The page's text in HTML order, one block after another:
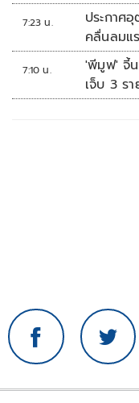
7:23 น.
ประกาศ
คลื่นลมแ
7:10 น.
'พีมูฟ' จี้นายกฯตรวจสอบ เหตุอส.ปะทะผู้ชุมนุม
เจ็บ 3 ร